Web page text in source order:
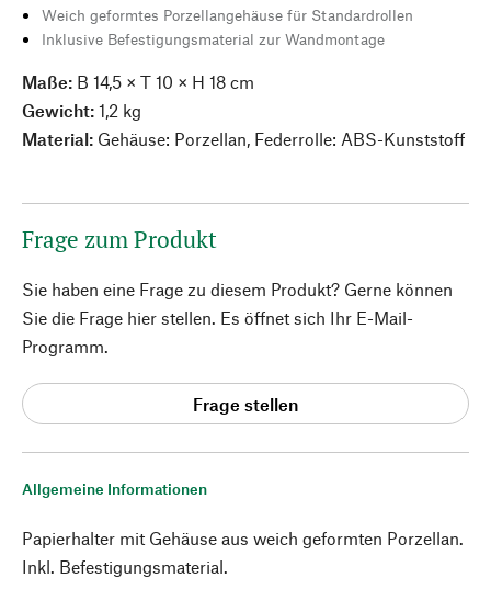
Allgemeine Informationen
Papierhalter mit Gehäuse aus weich geformten Porzellan.
Inkl. Befestigungsmaterial.
Weich geformtes Porzellangehäuse für Standardrollen
Inklusive Befestigungsmaterial zur Wandmontage
Maße: B 14,5 × T 10 × H 18 cm
Gewicht: 1,2 kg
Material: Gehäuse: Porzellan, Federrolle: ABS-Kunststoff
Frage zum Produkt
Sie haben eine Frage zu diesem Produkt? Gerne können
Sie die Frage hier stellen. Es öffnet sich Ihr E-Mail-
Programm.
Frage stellen